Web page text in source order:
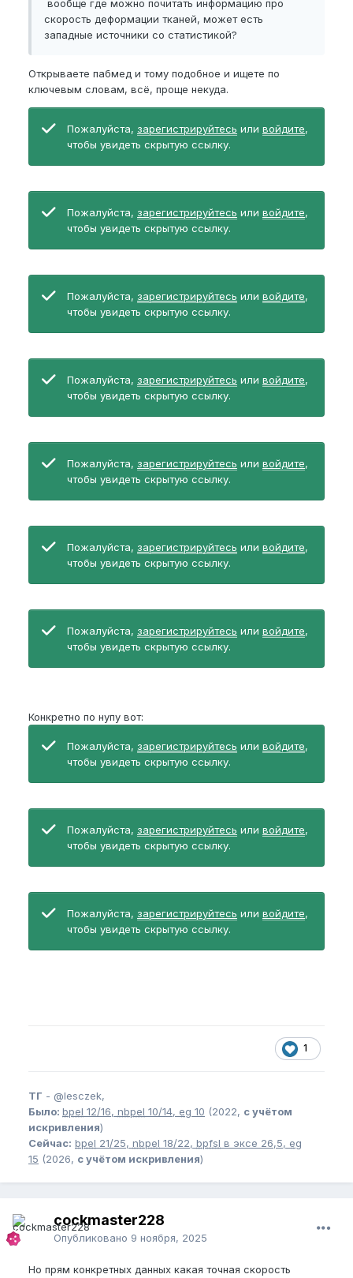
вообще где можно почитать информацию про
скорость деформации тканей, может есть
западные источники со статистикой?
Открываете пабмед и тому подобное и ищете по
ключевым словам, всё, проще некуда.
Пожалуйста, зарегистрируйтесь или войдите,
чтобы увидеть скрытую ссылку.
Пожалуйста, зарегистрируйтесь или войдите,
чтобы увидеть скрытую ссылку.
Пожалуйста, зарегистрируйтесь или войдите,
чтобы увидеть скрытую ссылку.
Пожалуйста, зарегистрируйтесь или войдите,
чтобы увидеть скрытую ссылку.
Пожалуйста, зарегистрируйтесь или войдите,
чтобы увидеть скрытую ссылку.
Пожалуйста, зарегистрируйтесь или войдите,
чтобы увидеть скрытую ссылку.
Пожалуйста, зарегистрируйтесь или войдите,
чтобы увидеть скрытую ссылку.
Конкретно по нупу вот:
Пожалуйста, зарегистрируйтесь или войдите,
чтобы увидеть скрытую ссылку.
Пожалуйста, зарегистрируйтесь или войдите,
чтобы увидеть скрытую ссылку.
Пожалуйста, зарегистрируйтесь или войдите,
чтобы увидеть скрытую ссылку.
1
ТГ - @lesczek,
Было: bpel 12/16, nbpel 10/14, eg 10 (2022, с учётом
искривления)
Сейчас: bpel 21/25, nbpel 18/22, bpfsl в эксе 26,5, eg
15 (2026, с учётом искривления)
cockmaster228
Опубликовано 9 ноября, 2025
Но прям конкретных данных какая точная скорость